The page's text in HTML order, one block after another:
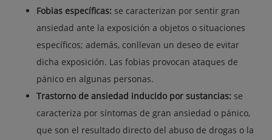
Fobias específicas: se caracterizan por sentir gran
ansiedad ante la exposición a objetos o situaciones
específicos; además, conllevan un deseo de evitar
dicha exposición. Las fobias provocan ataques de
pánico en algunas personas.
Trastorno de ansiedad inducido por sustancias: se
caracteriza por síntomas de gran ansiedad o pánico,
que son el resultado directo del abuso de drogas o la